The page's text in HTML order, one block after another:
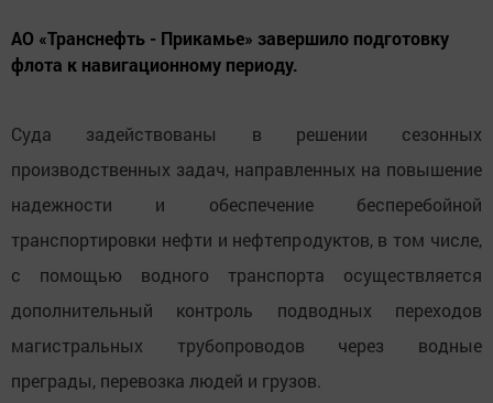
АО «Транснефть - Прикамье» завершило подготовку
флота к навигационному периоду.
Суда задействованы в решении сезонных
производственных задач, направленных на повышение
надежности и обеспечение бесперебойной
транспортировки нефти и нефтепродуктов, в том числе,
с помощью водного транспорта осуществляется
дополнительный контроль подводных переходов
магистральных трубопроводов через водные
преграды, перевозка людей и грузов.